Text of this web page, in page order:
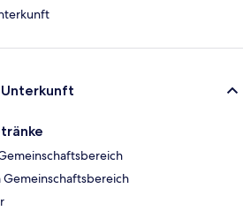
Gemeinschaftsbereich